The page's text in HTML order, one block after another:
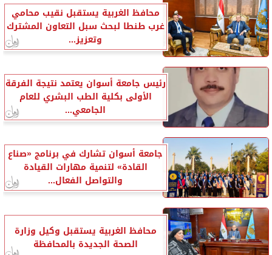
محافظ الغربية يستقبل نقيب محامي
غرب طنطا لبحث سبل التعاون المشترك
وتعزيز...
رئيس جامعة أسوان يعتمد نتيجة الفرقة
الأولى بكلية الطب البشري للعام
الجامعي...
جامعة أسوان تشارك في برنامج «صناع
القادة» لتنمية مهارات القيادة
والتواصل الفعال...
محافظ الغربية يستقبل وكيل وزارة
الصحة الجديدة بالمحافظة